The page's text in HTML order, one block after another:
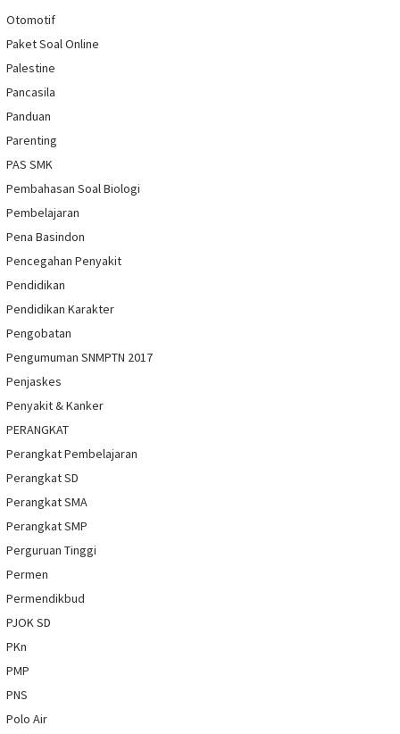
Otomotif
Paket Soal Online
Palestine
Pancasila
Panduan
Parenting
PAS SMK
Pembahasan Soal Biologi
Pembelajaran
Pena Basindon
Pencegahan Penyakit
Pendidikan
Pendidikan Karakter
Pengobatan
Pengumuman SNMPTN 2017
Penjaskes
Penyakit & Kanker
PERANGKAT
Perangkat Pembelajaran
Perangkat SD
Perangkat SMA
Perangkat SMP
Perguruan Tinggi
Permen
Permendikbud
PJOK SD
PKn
PMP
PNS
Polo Air